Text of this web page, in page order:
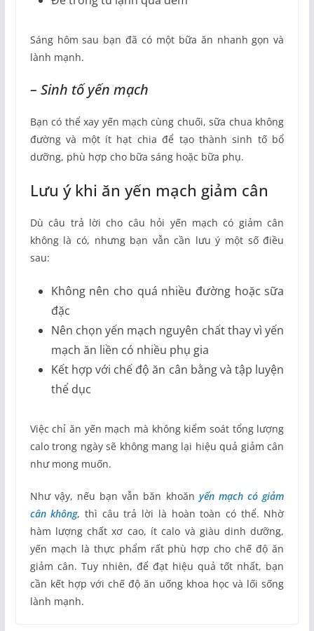
Sáng hôm sau bạn đã có một bữa ăn nhanh gọn và
lành mạnh.
– Sinh tố yến mạch
Bạn có thể xay yến mạch cùng chuối, sữa chua không
đường và một ít hạt chia để tạo thành sinh tố bổ
dưỡng, phù hợp cho bữa sáng hoặc bữa phụ.
Lưu ý khi ăn yến mạch giảm cân
Dù câu trả lời cho câu hỏi yến mạch có giảm cân
không là có, nhưng bạn vẫn cần lưu ý một số điều
sau:
Không nên cho quá nhiều đường hoặc sữa
đặc
Nên chọn yến mạch nguyên chất thay vì yến
mạch ăn liền có nhiều phụ gia
Kết hợp với chế độ ăn cân bằng và tập luyện
thể dục
Việc chỉ ăn yến mạch mà không kiểm soát tổng lượng
calo trong ngày sẽ không mang lại hiệu quả giảm cân
như mong muốn.
Như vậy, nếu bạn vẫn băn khoăn yến mạch có giảm
cân không, thì câu trả lời là hoàn toàn có thể. Nhờ
hàm lượng chất xơ cao, ít calo và giàu dinh dưỡng,
yến mạch là thực phẩm rất phù hợp cho chế độ ăn
giảm cân. Tuy nhiên, để đạt hiệu quả tốt nhất, bạn
cần kết hợp với chế độ ăn uống khoa học và lối sống
lành mạnh.